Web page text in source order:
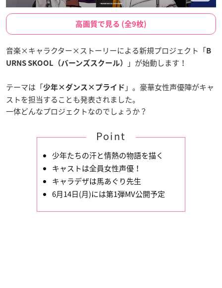
高画質で見る (全9枚)
音楽×キャラクター×ストーリーによる新規プロジェクト「 B
URNS SKOOL（バーンズスクール）
」が始動します！
テーマは「少年×ダンス×プライド 」。豪華女性声優陣がキャ
ストを担当することも発表されました。
一体どんなプロジェクトなのでしょうか？
Point
少年たちの汗と情熱の物語を描く
キャストは全員女性声優！
キャラデザは馬あぐり先生
6月14日(月)には第1弾MV公開予定